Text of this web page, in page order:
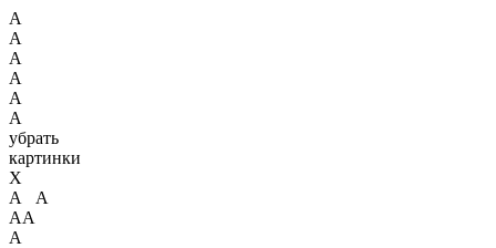
А
А
А
А
А
А
убрать
картинки
X
А А
АА
А